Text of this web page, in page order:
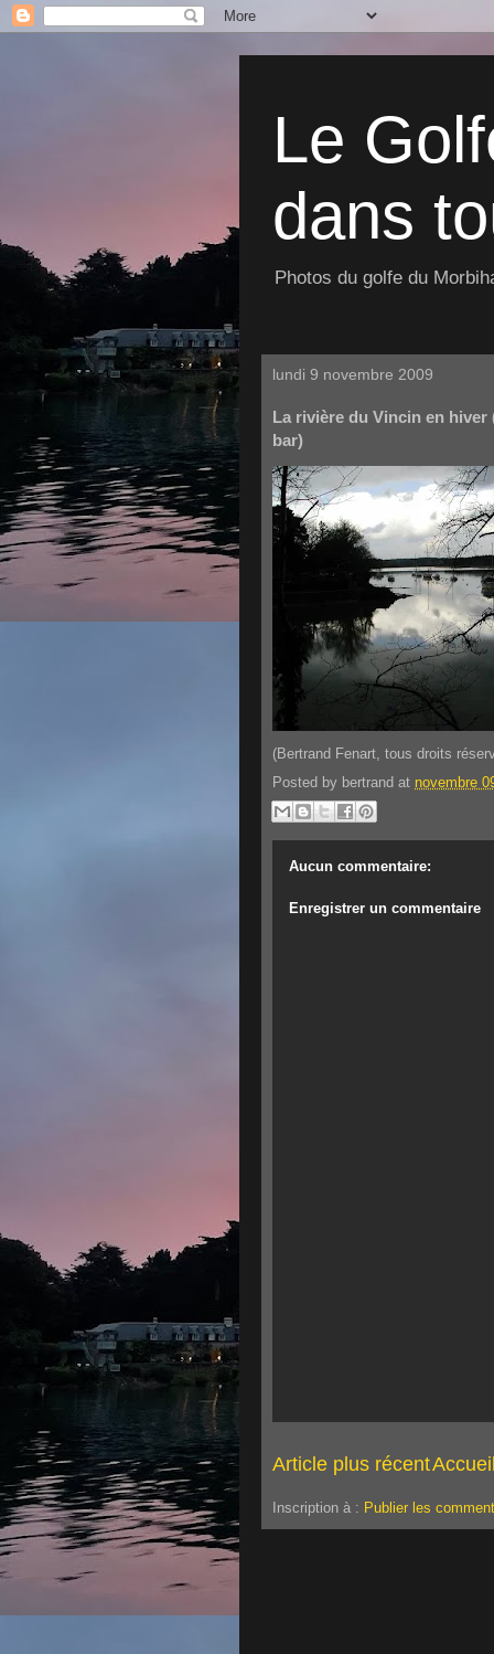
Le
dans
Photos du golfe du
lundi 9 novembre 2009
La rivière du Vincin en hiver
bar)
(Bertrand Fenart, tous droits
Posted by bertrand at novembre
Aucun commentaire:
Enregistrer un commentaire
Article plus récent
Inscription à : Publier les